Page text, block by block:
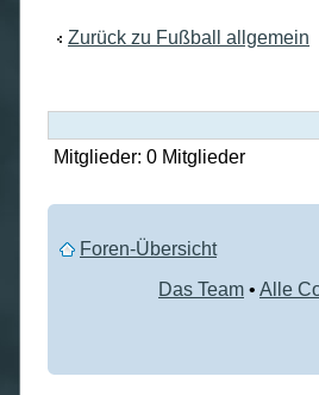
Zurück zu Fußball allgemein
Mitglieder: 0 Mitglieder
Foren-Übersicht
Das Team • Alle